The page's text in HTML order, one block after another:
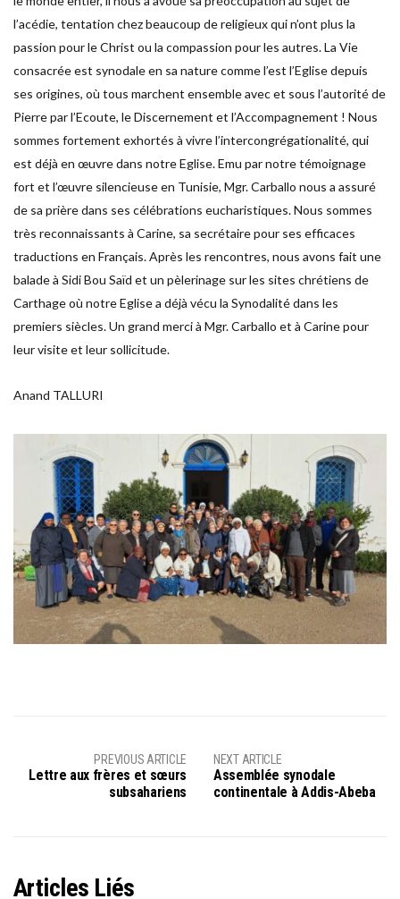
l’acédie, tentation chez beaucoup de religieux qui n’ont plus la
passion pour le Christ ou la compassion pour les autres. La Vie
consacrée est synodale en sa nature comme l’est l’Eglise depuis
ses origines, où tous marchent ensemble avec et sous l’autorité de
Pierre par l’Ecoute, le Discernement et l’Accompagnement ! Nous
sommes fortement exhortés à vivre l’intercongrégationalité, qui
est déjà en œuvre dans notre Eglise. Emu par notre témoignage
fort et l’œuvre silencieuse en Tunisie, Mgr. Carballo nous a assuré
de sa prière dans ses célébrations eucharistiques. Nous sommes
très reconnaissants à Carine, sa secrétaire pour ses efficaces
traductions en Français. Après les rencontres, nous avons fait une
balade à Sidi Bou Saïd et un pèlerinage sur les sites chrétiens de
Carthage où notre Eglise a déjà vécu la Synodalité dans les
premiers siècles. Un grand merci à Mgr. Carballo et à Carine pour
leur visite et leur sollicitude.
Anand TALLURI
PREVIOUS ARTICLE
Lettre aux frères et sœurs
subsahariens
NEXT ARTICLE
Assemblée synodale
continentale à Addis-Abeba
Articles Liés